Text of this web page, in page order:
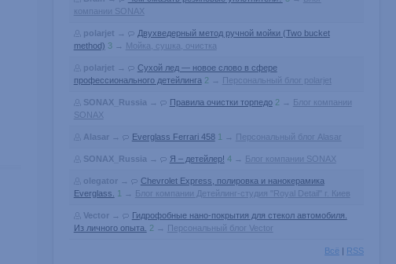
компании SONAX
polarjet →
Двухведерный метод ручной мойки (Two bucket
method) 3→ Мойка, сушка, очистка
polarjet →
Сухой лед — новое слово в сфере
профессионального детейлинга 2 → Персональный блог polarjet
SONAX_Russia → Правила очистки торпедо 2 → Блог компании
SONAX
Alasar→ Everglass Ferrari 458 1 → Персональный блог Alasar
SONAX_Russia → Я – детейлер! 4→ Блог компании SONAX
olegator→
Chevrolet Express, полировка и нанокерамика
Everglass.
1 → Блог компании Детейлинг-студия "Royal Detail" г. Киев
Vector→
Гидрофобные нано-покрытия для стекол автомобиля.
Из личного опыта.
2 → Персональный блог Vector
Всё | RSS